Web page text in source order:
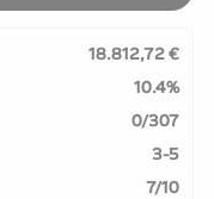
18.812,72 €
10.4%
0/307
3-5
7/10